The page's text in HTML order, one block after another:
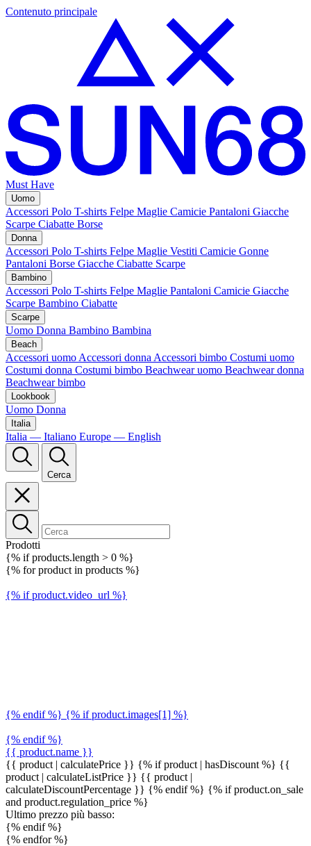
Contenuto principale
Must Have
Uomo
Accessori Polo T-shirts Felpe Maglie Camicie Pantaloni Giacche
Scarpe Ciabatte Borse
Donna
Accessori Polo T-shirts Felpe Maglie Vestiti Camicie Gonne
Pantaloni Borse Giacche Ciabatte Scarpe
Bambino
Accessori Polo T-shirts Felpe Maglie Pantaloni Camicie Giacche
Scarpe Bambino Ciabatte
Scarpe
Uomo Donna Bambino Bambina
Beach
Accessori uomo Accessori donna Accessori bimbo Costumi uomo
Costumi donna Costumi bimbo Beachwear uomo Beachwear donna
Beachwear bimbo
Lookbook
Uomo Donna
Italia
Italia — Italiano Europe — English
Cerca
Prodotti
{% if products.length > 0 %}
{% for product in products %}
{% if product.video_url %}
{% endif %} {% if product.images[1] %}
{% endif %}
{{ product.name }}
{{ product | calculatePrice }} {% if product | hasDiscount %} {{
product | calculateListPrice }} {{ product |
calculateDiscountPercentage }} {% endif %} {% if product.on_sale
and product.regulation_price %}
Ultimo prezzo più basso:
{% endif %}
{% endfor %}